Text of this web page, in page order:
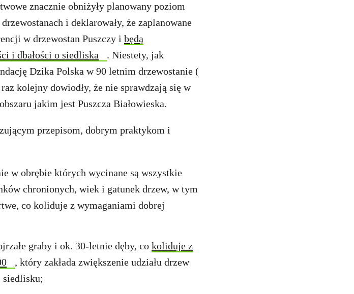
znacznie obniżyły planowany poziom
i deklarowały, że zaplanowane
w drzewostan Puszczy i będą
i dbałości o siedliska
. Niestety, jak
Dzika Polska w 90 letnim drzewostanie (
kolejny dowiodły, że nie sprawdzają się w
jakim jest Puszcza Białowieska.
przepisom, dobrym praktykom i
w obrębie których wycinane są wszystkie
chronionych, wiek i gatunek drzew, w tym
co koliduje z wymaganiami dobrej
graby i ok. 30-letnie dęby, co koliduje z
, który zakłada zwiększenie udziału drzew
siedlisku;